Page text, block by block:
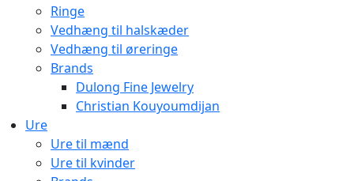
Ringe
Vedhæng til halskæder
Vedhæng til øreringe
Brands
Dulong Fine Jewelry
Christian Kouyoumdijan
Ure
Ure til mænd
Ure til kvinder